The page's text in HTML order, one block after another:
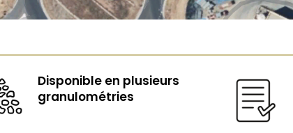
Disponible en plusieurs
granulométries